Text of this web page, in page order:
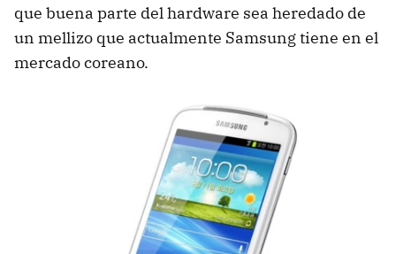
que buena parte del hardware sea heredado de
un mellizo que actualmente Samsung tiene en el
mercado coreano.